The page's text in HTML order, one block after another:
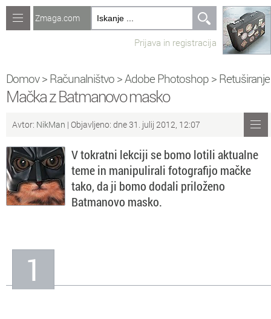
Računalništvo
Recepti
Naredi sam
Forum
Preverjanje znanja
Sv Sveže teme na forumu
Zmaga.com
Prijava in registracija
Domov> Računalništvo >Adobe Photoshop > Retuširanje
Mačka z Batmanovo masko
Avtor: NikMan | Objavljeno: dne 31. julij 2012, 12:07
V tokratni lekciji se bomo lotili aktualne
teme in manipulirali fotografijo mačke
tako, da ji bomo dodali priloženo
Batmanovo masko.
1